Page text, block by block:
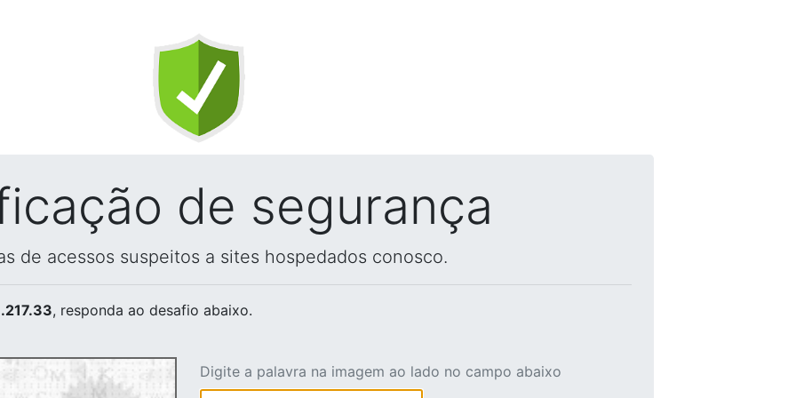
de segurança
de acessos suspeitos a sites hospedados conosco.
, responda ao desafio abaixo.
Digite a palavra na imagem ao lado no campo abaixo